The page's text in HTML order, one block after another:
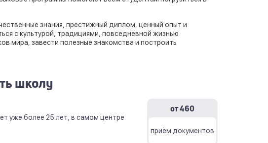
знания, престижный диплом, ценный опыт и
с культурой, традициями, повседневной жизнью
мира, завести полезные знакомства и построить
школу
уже более 25 лет, в самом центре
от 460
приём документов